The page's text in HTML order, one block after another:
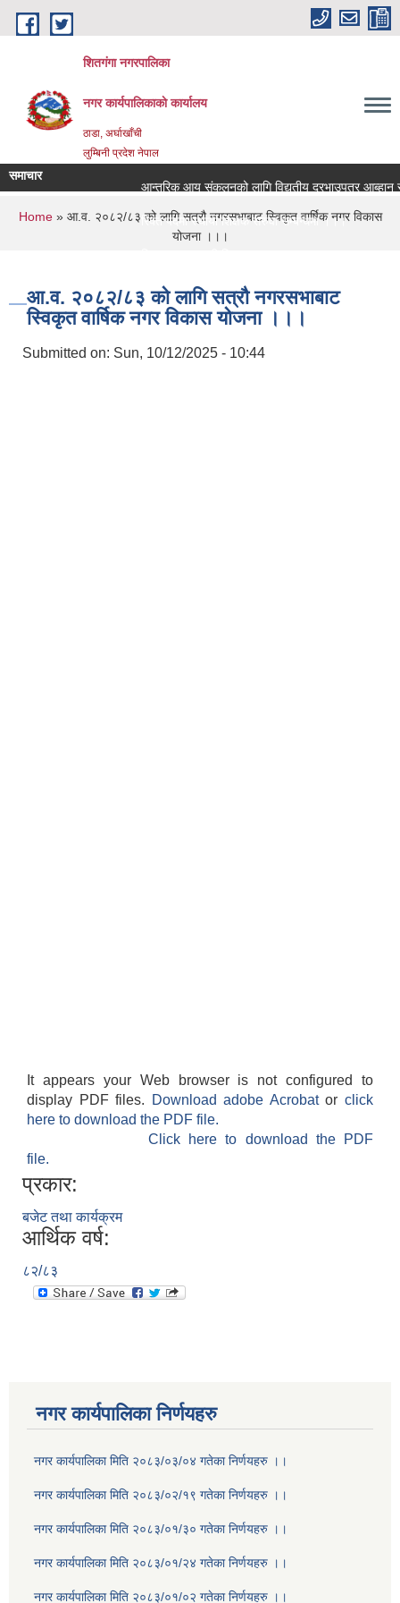
Skip to main content
शितगंगा नगरपालिका
नगर कार्यपालिकाकाे कार्यालय
ठाडा, अर्घाखाँची
लुम्बिनी प्रदेश नेपाल
समाचार
आन्तरिक आय संकलनको लागि विद्युतीय दरभाउपत्र आब्हान
रिक्त पदमा स्थायी शिक्षक सरुवा सम्बन्धमा ।।।
You are here
Home» आ.व. २०८२/८३ को लागि सत्रौ नगरसभाबाट स्विकृत वार्षिक नगर विकास
योजना ।।।
आ.व. २०८२/८३ को लागि सत्रौ नगरसभाबाट
स्विकृत वार्षिक नगर विकास योजना ।।।
Submitted on: Sun, 10/12/2025 - 10:44
It appears your Web browser is not configured to
display PDF files.
Download adobe Acrobatorclick
here to download the PDF file.
Click here to download the PDF
file.
प्रकार:
बजेट तथा कार्यक्रम
आर्थिक वर्ष:
८२/८३
नगर कार्यपालिका निर्णयहरु
नगर कार्यपालिका मिति २०८३/०३/०४ गतेका निर्णयहरु ।।
नगर कार्यपालिका मिति २०८३/०२/१९ गतेका निर्णयहरु ।।
नगर कार्यपालिका मिति २०८३/०१/३० गतेका निर्णयहरु ।।
नगर कार्यपालिका मिति २०८३/०१/२४ गतेका निर्णयहरु ।।
नगर कार्यपालिका मिति २०८३/०१/०२ गतेका निर्णयहरु ।।